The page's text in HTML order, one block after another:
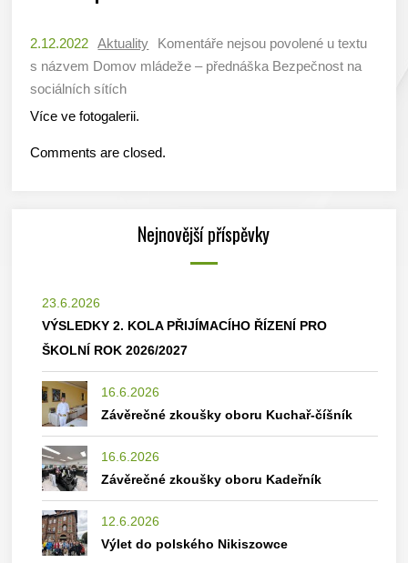
2.12.2022 Aktuality Komentáře nejsou povolené u textu
s názvem Domov mládeže – přednáška Bezpečnost na
sociálních sítích
Více ve fotogalerii.
Comments are closed.
Nejnovější příspěvky
23.6.2026
VÝSLEDKY 2. KOLA PŘIJÍMACÍHO ŘÍZENÍ PRO
ŠKOLNÍ ROK 2026/2027
16.6.2026
Závěrečné zkoušky oboru Kuchař-číšník
16.6.2026
Závěrečné zkoušky oboru Kadeřník
12.6.2026
Výlet do polského Nikiszowce